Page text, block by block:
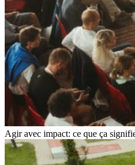
Agir avec impact: ce que ça